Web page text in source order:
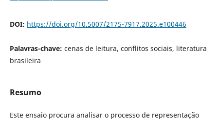
DOI: https://doi.org/10.5007/2175-7917.2025.e100446
Palavras-chave: cenas de leitura, conflitos sociais, literatura
brasileira
Resumo
Este ensaio procura analisar o processo de representação